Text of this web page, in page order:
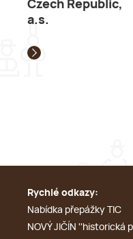
Czech Republic,
a.s.
Rychlé odkazy:
Nabídka přepážky TIC
NOVÝ JIČÍN ''historická